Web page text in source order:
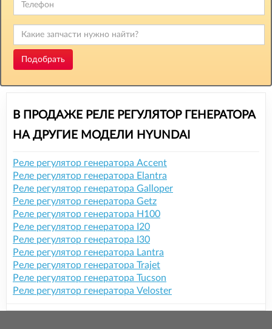
Подобрать
В ПРОДАЖЕ РЕЛЕ РЕГУЛЯТОР ГЕНЕРАТОРА
НА ДРУГИЕ МОДЕЛИ HYUNDAI
Реле регулятор генератора Accent
Реле регулятор генератора Elantra
Реле регулятор генератора Galloper
Реле регулятор генератора Getz
Реле регулятор генератора H100
Реле регулятор генератора I20
Реле регулятор генератора I30
Реле регулятор генератора Lantra
Реле регулятор генератора Trajet
Реле регулятор генератора Tucson
Реле регулятор генератора Veloster